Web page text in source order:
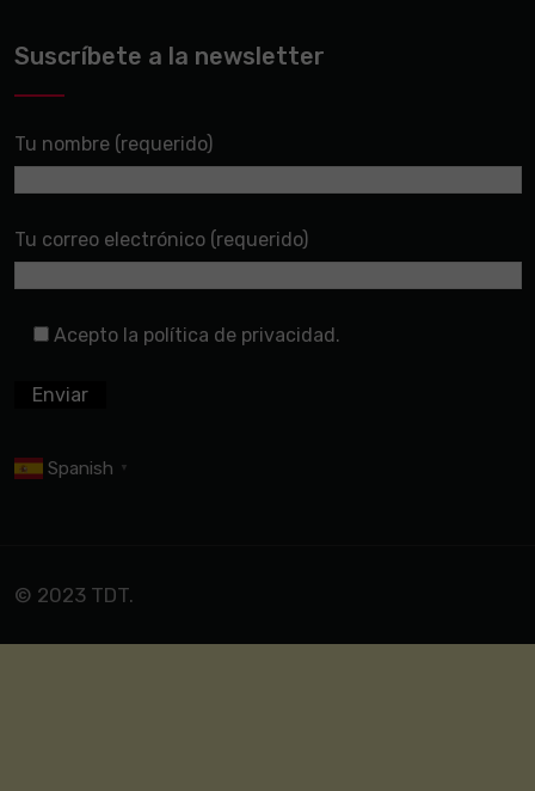
Suscríbete a la newsletter
Tu nombre (requerido)
Tu correo electrónico (requerido)
Acepto la política de privacidad.
Spanish ▼
© 2023 TDT.